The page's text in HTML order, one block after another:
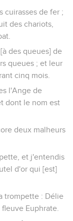
cuirasses de fer ;
des chariots,
des queues] de
queues ; et leur
cinq mois.
l'Ange de
dont le nom est
deux malheurs
et j'entendis
d'or qui [est]
trompette : Délie
Euphrate.